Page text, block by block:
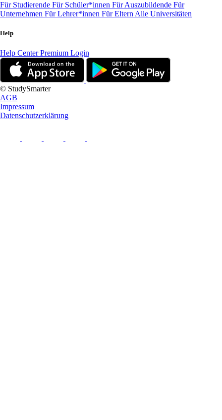
Für Studierende Für Schüler*innen Für Auszubildende Für
Unternehmen Für Lehrer*innen Für Eltern Alle Universitäten
Help
Help CenterPremium Login
© StudySmarter
AGB
Impressum
Datenschutzerklärung